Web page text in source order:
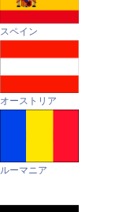
スペイン
オーストリア
ルーマニア